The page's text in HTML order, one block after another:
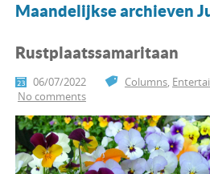
Maandelijkse archieven
Rustplaatssamaritaan
06/07/2022 Columns,
No comments